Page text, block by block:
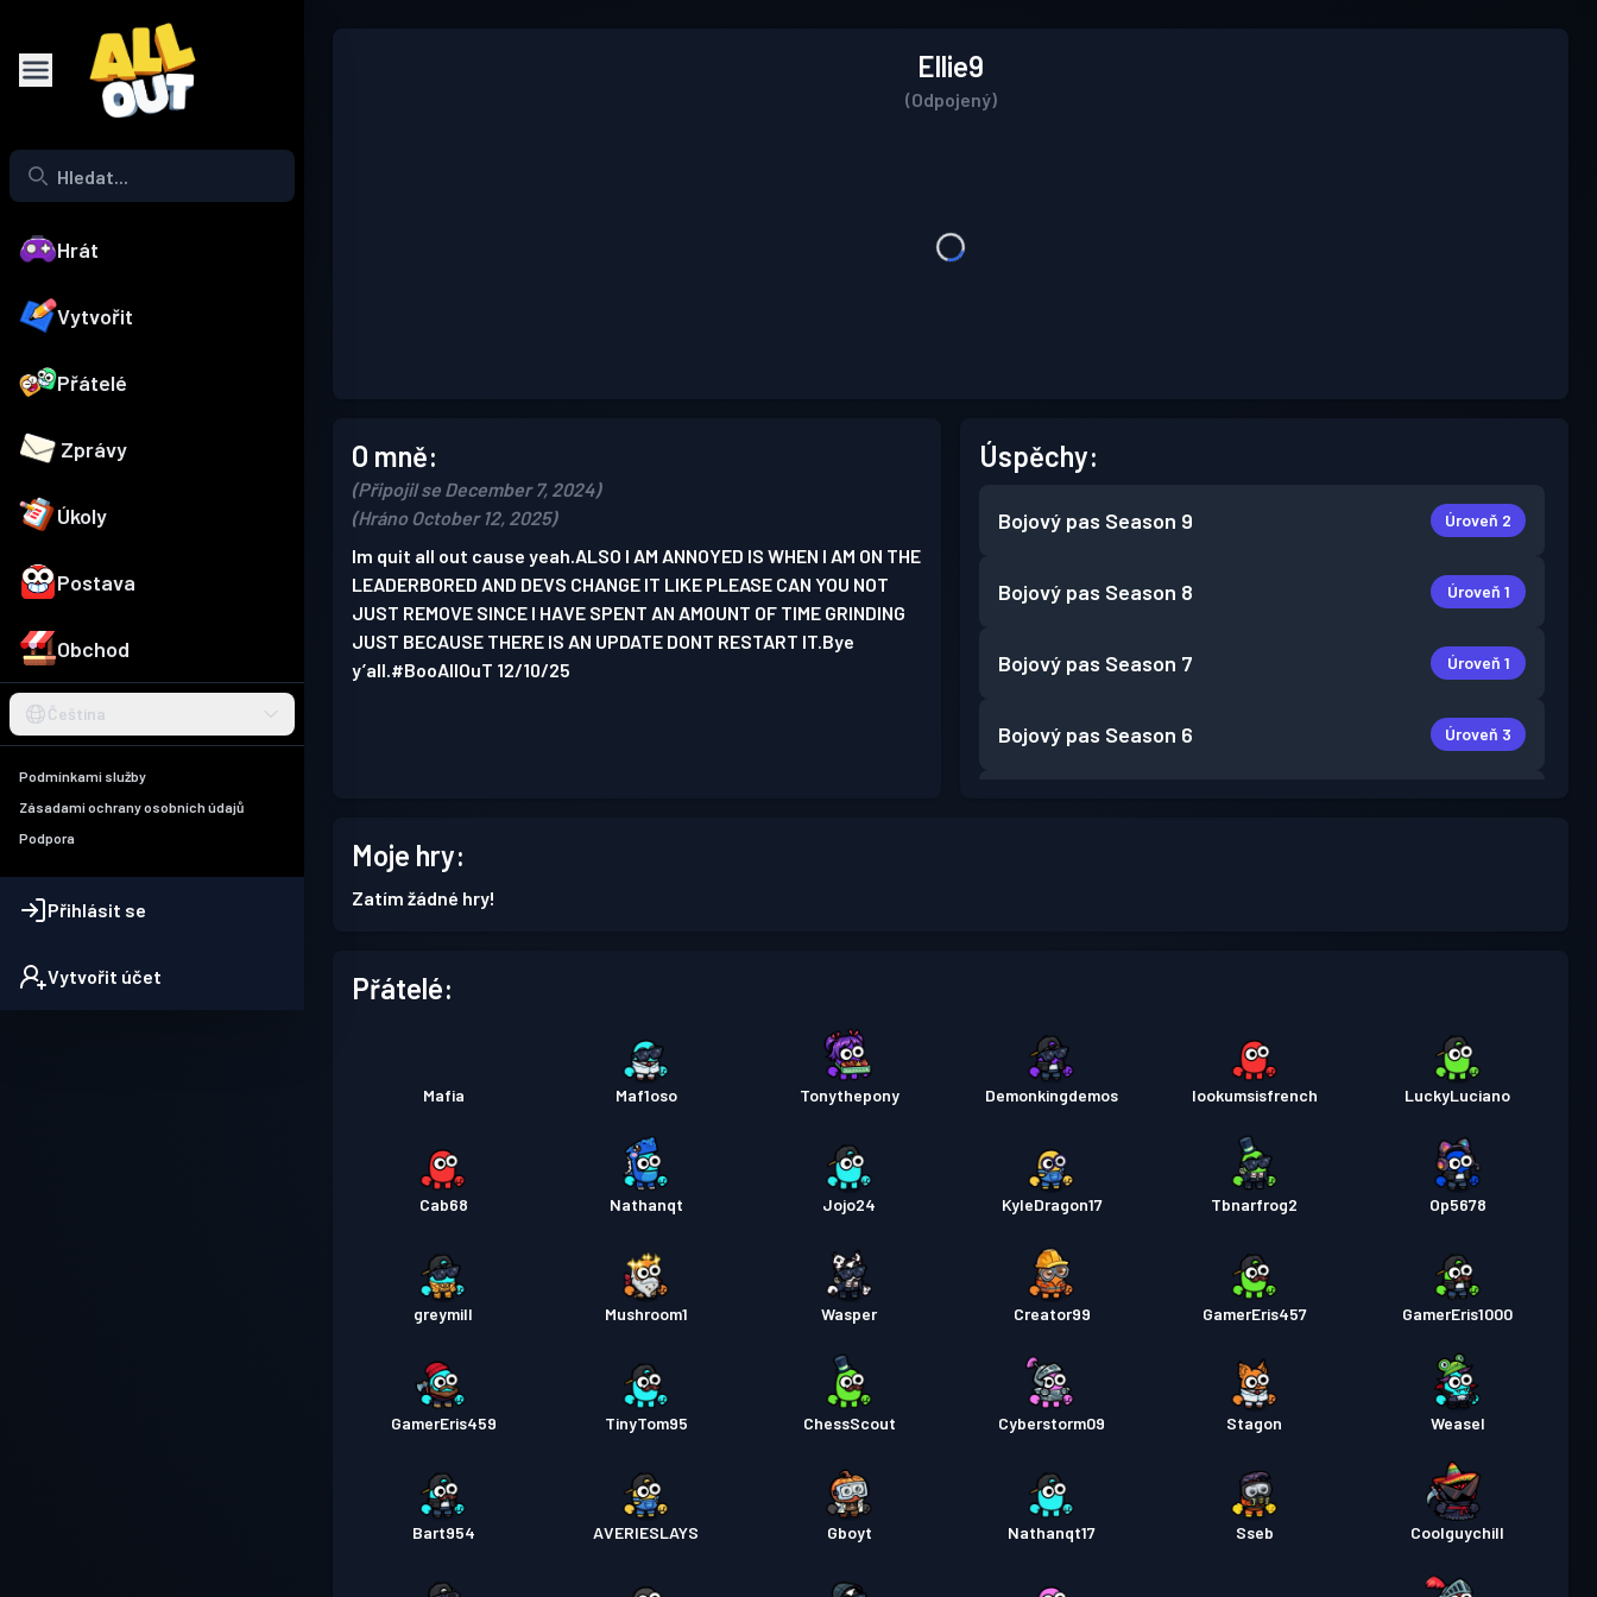
Hrát
Vytvořit
Přátelé
Zprávy
Úkoly
Postava
Obchod
Čeština
Podmínkami služby
Zásadami ochrany osobních údajů
Podpora
Přihlásit se
Vytvořit účet
Ellie9
(Odpojený)
O mně:
(Připojil se December 7, 2024)
(Hráno October 12, 2025)
Im quit all out cause yeah.ALSO I AM ANNOYED IS WHEN I AM ON THE
LEADERBORED AND DEVS CHANGE IT LIKE PLEASE CAN YOU NOT
JUST REMOVE SINCE I HAVE SPENT AN AMOUNT OF TIME GRINDING
JUST BECAUSE THERE IS AN UPDATE DONT RESTART IT.Bye
y’all.#BooAllOuT 12/10/25
Úspěchy:
Bojový pas Season 9 Úroveň 2
Bojový pas Season 8 Úroveň 1
Bojový pas Season 7 Úroveň 1
Bojový pas Season 6 Úroveň 3
Bojový pas Úroveň 7
Moje hry:
Zatím žádné hry!
Přátelé:
Mafia Maf1oso Tonythepony Demonkingdemos lookumsisfrench LuckyLuciano
Cab68 Nathanqt Jojo24 KyleDragon17 Tbnarfrog2 Op5678
greymill Mushroom1 Wasper Creator99 GamerEris457 GamerEris1000
GamerEris459 TinyTom95 ChessScout Cyberstorm09 Stagon Weasel
Bart954 AVERIESLAYS Gboyt Nathanqt17 Sseb Coolguychill